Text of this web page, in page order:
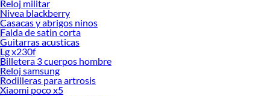
Reloj militar
Nivea blackberry
Casacas y abrigos ninos
Falda de satin corta
Guitarras acusticas
Lg x230f
Billetera 3 cuerpos hombre
Reloj samsung
Rodilleras para artrosis
Xiaomi poco x5